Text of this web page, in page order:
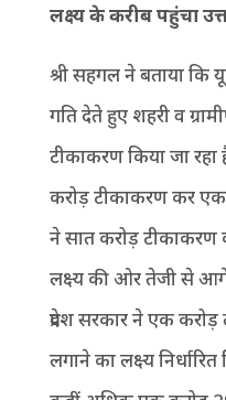
लक्ष्य के करीब पहुंचा
श्री सहगल ने बताया कि
गति देते हुए शहरी व
टीकाकरण किया जा
करोड़ टीकाकरण कर एक
ने सात करोड़ टीकाकरण
लक्ष्य की ओर तेजी से
प्रदेश सरकार ने एक
लगाने का लक्ष्य